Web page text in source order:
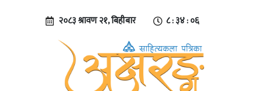
२०८३ श्रावण २१, बिहीबार ८ : ३४ : ०७